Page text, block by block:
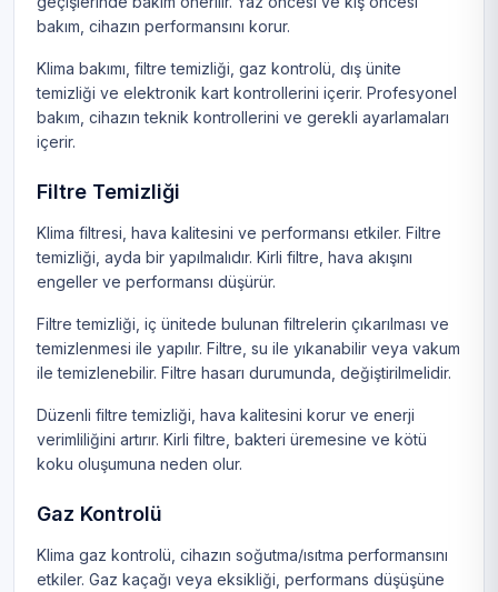
bakım, cihazın performansını korur.
Klima bakımı, filtre temizliği, gaz kontrolü, dış ünite
temizliği ve elektronik kart kontrollerini içerir. Profesyonel
bakım, cihazın teknik kontrollerini ve gerekli ayarlamaları
içerir.
Filtre Temizliği
Klima filtresi, hava kalitesini ve performansı etkiler. Filtre
temizliği, ayda bir yapılmalıdır. Kirli filtre, hava akışını
engeller ve performansı düşürür.
Filtre temizliği, iç ünitede bulunan filtrelerin çıkarılması ve
temizlenmesi ile yapılır. Filtre, su ile yıkanabilir veya vakum
ile temizlenebilir. Filtre hasarı durumunda, değiştirilmelidir.
Düzenli filtre temizliği, hava kalitesini korur ve enerji
verimliliğini artırır. Kirli filtre, bakteri üremesine ve kötü
koku oluşumuna neden olur.
Gaz Kontrolü
Klima gaz kontrolü, cihazın soğutma/ısıtma performansını
etkiler. Gaz kaçağı veya eksikliği, performans düşüşüne